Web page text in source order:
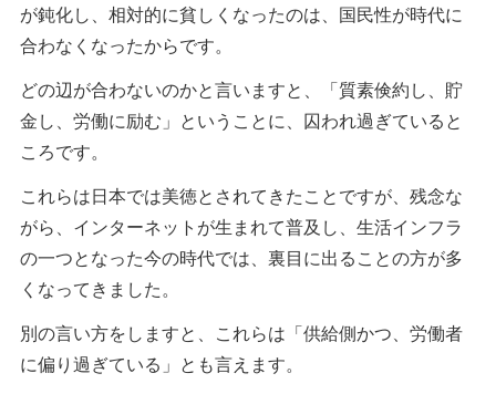
が鈍化し、相対的に貧しくなったのは、国民性が時代に
合わなくなったからです。
どの辺が合わないのかと言いますと、「質素倹約し、貯
金し、労働に励む」ということに、囚われ過ぎていると
ころです。
これらは日本では美徳とされてきたことですが、残念な
がら、インターネットが生まれて普及し、生活インフラ
の一つとなった今の時代では、裏目に出ることの方が多
くなってきました。
別の言い方をしますと、これらは「供給側かつ、労働者
に偏り過ぎている」とも言えます。